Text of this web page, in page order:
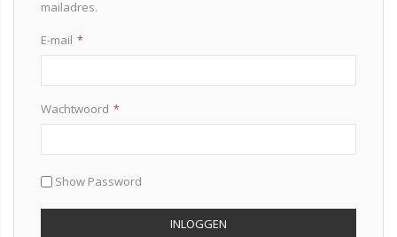
mailadres.
E-mail
Wachtwoord
Show Password
INLOGGEN